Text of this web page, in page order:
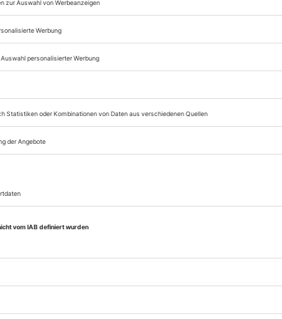
Zugang zum
Opernwelt
Sie können alle Vorteile
sofort nutzen
Digital-Abo testen